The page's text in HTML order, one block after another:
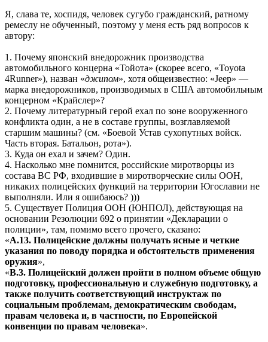
Я, слава те, хоспидя, человек сугубо гражданский, ратному
ремеслу не обученный, поэтому у меня есть ряд вопросов к
автору:
1. Почему японский внедорожник производства
автомобильного концерна «Тойота» (скорее всего, «Toyota
4Runner»), назван «джипом», хотя общеизвестно: «Jeep» —
марка внедорожников, производимых в США автомобильным
концерном «Крайслер»?
2. Почему литературный герой ехал по зоне вооруженного
конфликта один, а не в составе группы, возглавляемой
старшим машины? (см. «Боевой Устав сухопутных войск.
Часть вторая. Батальон, рота»).
3. Куда он ехал и зачем? Один.
4. Насколько мне помнится, российские миротворцы из
состава ВС РФ, входившие в миротворческие силы ООН,
никаких полицейских функций на территории Югославии не
выполняли. Или я ошибаюсь? )))
5. Существует Полиция ООН (ЮНПОЛ), действующая на
основании Резолюции 692 о принятии «Декларации о
полиции», там, помимо всего прочего, сказано:
«А.13. Полицейские должны получать ясные и четкие
указания по поводу порядка и обстоятельств применения
оружия»,
«В.3. Полицейский должен пройти в полном объеме общую
подготовку, профессиональную и служебную подготовку, а
также получить соответствующий инструктаж по
социальным проблемам, демократическим свободам,
правам человека и, в частности, по Европейской
конвенции по правам человека».